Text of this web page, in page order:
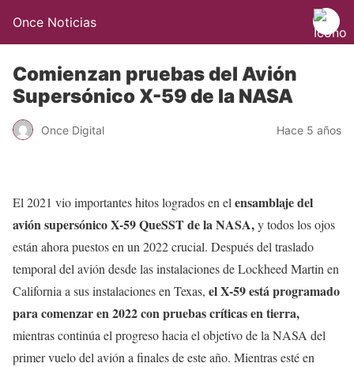
Once Noticias
Comienzan pruebas del Avión
Supersónico X-59 de la NASA
Once Digital Hace 5 años
El 2021 vio importantes hitos logrados en el ensamblaje del
avión supersónico X-59 QueSST de la NASA,y todos los ojos
están ahora puestos en un 2022 crucial. Después del traslado
temporal del avión desde las instalaciones de Lockheed Martin en
California a sus instalaciones en Texas, el X-59 está programado
para comenzar en 2022 con pruebas críticas en tierra,
mientras continúa el progreso hacia el objetivo de la NASA del
primer vuelo del avión a finales de este año. Mientras esté en